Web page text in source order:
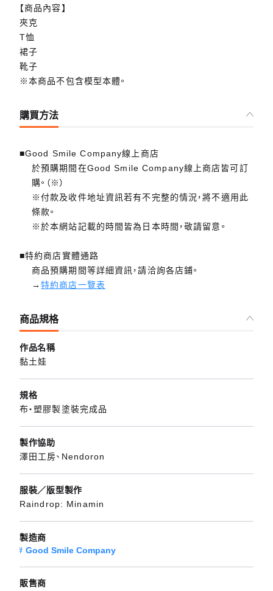
【商品內容】
夾克
T恤
裙子
靴子
※本商品不包含模型本體。
購買方法
■Good Smile Company線上商店
於預購期間在Good Smile Company線上商店皆可訂
購。（※）
※付款及收件地址資訊若有不完整的情況，將不適用此
條款。
※於本網站記載的時間皆為日本時間，敬請留意。
■特約商店實體通路
商品預購期間等詳細資訊，請洽詢各店鋪。
→特約商店一覽表
商品規格
作品名稱
黏土娃
規格
布・塑膠製塗裝完成品
製作協助
澤田工房、Nendoron
服裝／版型製作
Raindrop: Minamin
製造商
Good Smile Company
販售商